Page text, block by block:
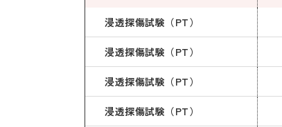
浸透探傷試験（PT）
浸透探傷試験（PT）
浸透探傷試験（PT）
浸透探傷試験（PT）